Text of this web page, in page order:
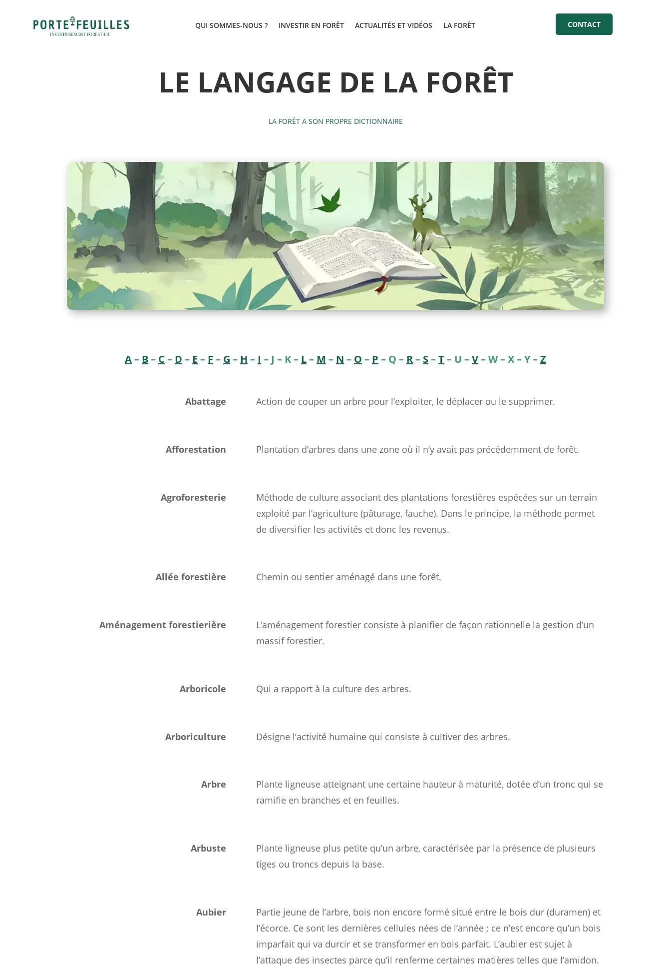
QUI SOMMES-NOUS ? INVESTIR EN FORÊT ACTUALITÉS ET VIDÉOS LA FORÊT CONTACT
LE LANGAGE DE LA FORÊT
LA FORÊT A SON PROPRE DICTIONNAIRE
A– B– C – D – E – F – G – H – I – J – K – L– M – N – O – P – Q – R– S–T– U –V– W – X – Y –Z
Abattage Action de couper un arbre pour l’exploiter, le déplacer ou le supprimer.
Afforestation Plantation d’arbres dans une zone où il n’y avait pas précédemment de forêt.
Agroforesterie
Méthode de culture associant des plantations forestières espécées sur un terrain
exploité par l’agriculture (pâturage, fauche). Dans le principe, la méthode permet
de diversifier les activités et donc les revenus.
Allée forestière Chemin ou sentier aménagé dans une forêt.
Aménagement forestierière
L’aménagement forestier consiste à planifier de façon rationnelle la gestion d’un
massif forestier.
Arboricole Qui a rapport à la culture des arbres.
Arboriculture Désigne l’activité humaine qui consiste à cultiver des arbres.
Arbre
Plante ligneuse atteignant une certaine hauteur à maturité, dotée d’un tronc qui se
ramifie en branches et en feuilles.
Arbuste
Plante ligneuse plus petite qu’un arbre, caractérisée par la présence de plusieurs
tiges ou troncs depuis la base.
Aubier
Partie jeune de l’arbre, bois non encore formé situé entre le bois dur (duramen) et
l’écorce. Ce sont les dernières cellules nées de l’année ; ce n’est encore qu’un bois
imparfait qui va durcir et se transformer en bois parfait. L’aubier est sujet à
l’attaque des insectes parce qu’il renferme certaines matières telles que l’amidon.